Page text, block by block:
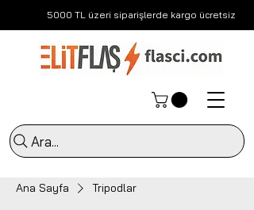
5000 TL üzeri siparişlerde kargo ücretsiz
Ara...
Ana Sayfa Tripodlar